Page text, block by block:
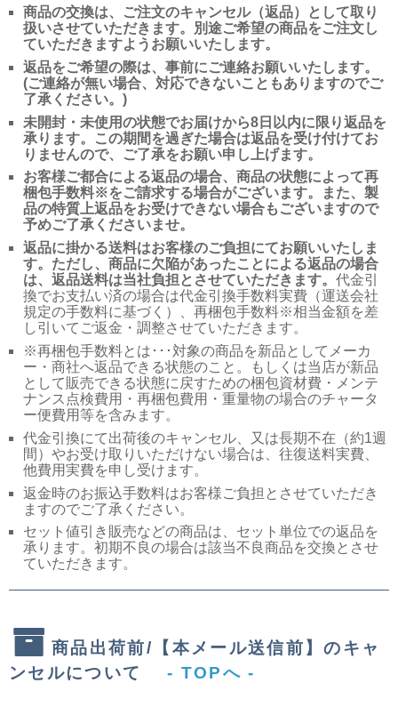
商品の交換は、ご注文のキャンセル（返品）として取り
扱いさせていただきます。別途ご希望の商品をご注文し
ていただきますようお願いいたします。
返品をご希望の際は、事前にご連絡お願いいたします。
(ご連絡が無い場合、対応できないこともありますのでご
了承ください。)
未開封・未使用の状態でお届けから8日以内に限り返品を
承ります。この期間を過ぎた場合は返品を受け付けてお
りませんので、ご了承をお願い申し上げます。
お客様ご都合による返品の場合、商品の状態によって再
梱包手数料※をご請求する場合がございます。また、製
品の特質上返品をお受けできない場合もございますので
予めご了承くださいませ。
返品に掛かる送料はお客様のご負担にてお願いいたしま
す。ただし、商品に欠陥があったことによる返品の場合
は、返品送料は当社負担とさせていただきます。 代金引
換でお支払い済の場合は代金引換手数料実費（運送会社
規定の手数料に基づく）、再梱包手数料※相当金額を差
し引いてご返金・調整させていただきます。
※再梱包手数料とは･･･対象の商品を新品としてメーカ
ー・商社へ返品できる状態のこと。もしくは当店が新品
として販売できる状態に戻すための梱包資材費・メンテ
ナンス点検費用・再梱包費用・重量物の場合のチャータ
ー便費用等を含みます。
代金引換にて出荷後のキャンセル、又は長期不在（約1週
間）やお受け取りいただけない場合は、往復送料実費、
他費用実費を申し受けます。
返金時のお振込手数料はお客様ご負担とさせていただき
ますのでご了承ください。
セット値引き販売などの商品は、セット単位での返品を
承ります。初期不良の場合は該当不良商品を交換とさせ
ていただきます。
商品出荷前/【本メール送信前】のキャ
ンセルについて- TOPへ -